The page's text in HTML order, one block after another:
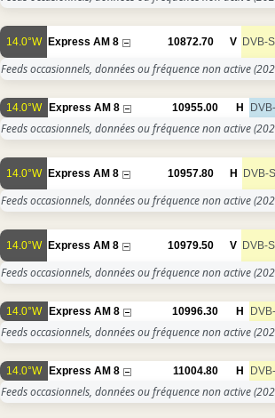
14.0°W Express AM 8 10872.70 V DVB-
Feeds occasionnels, données ou fréquence non active
14.0°W Express AM 8 10955.00 H
Feeds occasionnels, données ou fréquence non active
14.0°W Express AM 8 10957.80 H DVB-
Feeds occasionnels, données ou fréquence non active
14.0°W Express AM 8 10979.50 V DVB-
Feeds occasionnels, données ou fréquence non active
14.0°W Express AM 8 10996.30 H
Feeds occasionnels, données ou fréquence non active
14.0°W Express AM 8 11004.80 H
Feeds occasionnels, données ou fréquence non active